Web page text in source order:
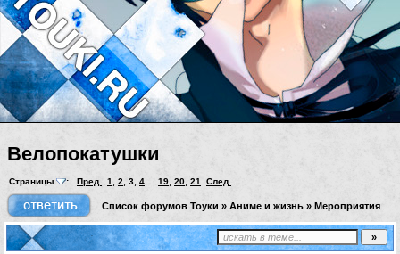
Велопокатушки
Страницы : Пред. 1, 2, 3, 4 ... 19, 20, 21 След.
Список форумов Тоуки » Аниме и жизнь » Мероприятия